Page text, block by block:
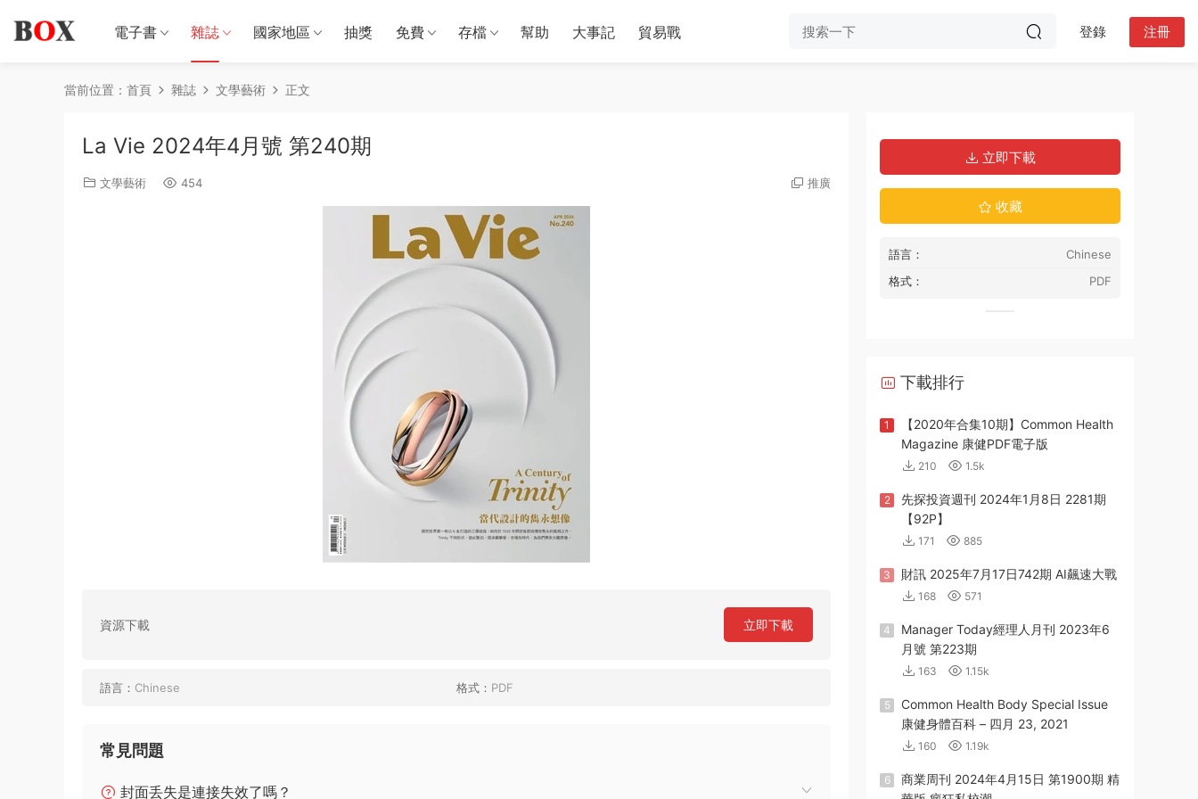
電子書 雜誌 國家地區 抽獎 免費 存檔 幫助 大事記 貿易戰 登錄 注冊
當前位置： 首頁 雜誌 文學藝術 正文
La Vie 2024年4月號 第240期
文學藝術 454 推廣
資源下載 立即下載
語言： Chinese 格式： PDF
常見問題
封面丢失是連接失效了嗎？
立即下載
收藏
語言：
Chinese
格式：
PDF
下載排行
1
【2020年合集10期】Common Health
Magazine 康健PDF電子版
210 1.5k
2
先探投資週刊 2024年1月8日 2281期
【92P】
171 885
3 財訊 2025年7月17日742期 AI飆速大戰
168 571
4
Manager Today經理人月刊 2023年6
月號 第223期
163 1.15k
5
Common Health Body Special Issue
康健身體百科 – 四月 23, 2021
160 1.19k
6
商業周刊 2024年4月15日 第1900期 精